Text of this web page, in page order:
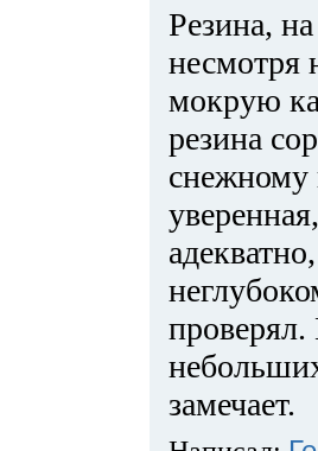
Резина,
несмотря
мокрую
резина
снежному
замечает.